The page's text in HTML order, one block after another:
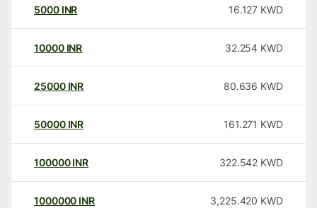
5000 INR 16.127 KWD
10000 INR 32.254 KWD
25000 INR 80.636 KWD
50000 INR 161.271 KWD
100000 INR 322.542 KWD
1000000 INR 3,225.420 KWD